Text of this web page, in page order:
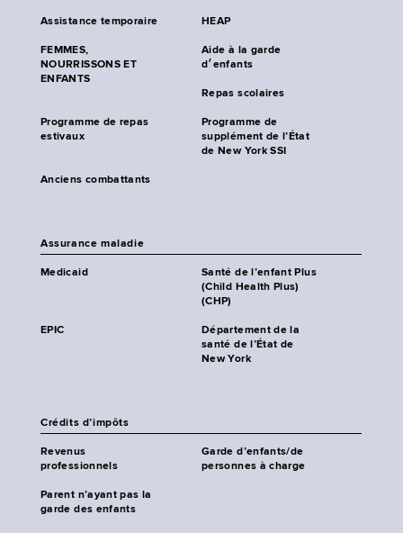
Assistance temporaire HEAP
FEMMES,
NOURRISSONS ET
ENFANTS
Aide à la garde
d׳enfants
Repas scolaires
Programme de repas
estivaux
Programme de
supplément de l’État
de New York SSI
Anciens combattants
Assurance maladie
Medicaid
Santé de l’enfant Plus
(Child Health Plus)
(CHP)
EPIC
Département de la
santé de l’État de
New York
Crédits d’impôts
Revenus
professionnels
Garde d’enfants/de
personnes à charge
Parent n’ayant pas la
garde des enfants